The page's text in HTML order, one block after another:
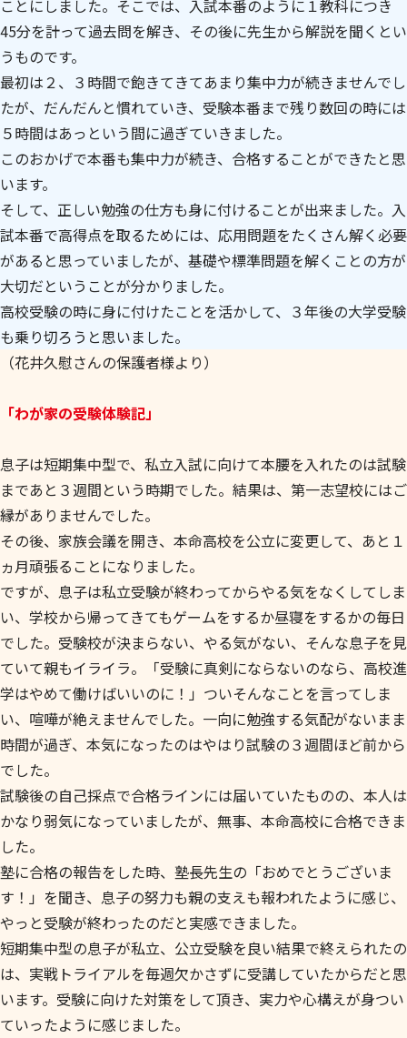
ことにしました。そこでは、入試本番のように１教科につき
45分を計って過去問を解き、その後に先生から解説を聞くとい
うものです。
最初は２、３時間で飽きてきてあまり集中力が続きませんでし
たが、だんだんと慣れていき、受験本番まで残り数回の時には
５時間はあっという間に過ぎていきました。
このおかげで本番も集中力が続き、合格することができたと思
います。
そして、正しい勉強の仕方も身に付けることが出来ました。入
試本番で高得点を取るためには、応用問題をたくさん解く必要
があると思っていましたが、基礎や標準問題を解くことの方が
大切だということが分かりました。
高校受験の時に身に付けたことを活かして、３年後の大学受験
も乗り切ろうと思いました。
（花井久慰さんの保護者様より）
「わが家の受験体験記」
息子は短期集中型で、私立入試に向けて本腰を入れたのは試験
まであと３週間という時期でした。結果は、第一志望校にはご
縁がありませんでした。
その後、家族会議を開き、本命高校を公立に変更して、あと１
ヵ月頑張ることになりました。
ですが、息子は私立受験が終わってからやる気をなくしてしま
い、学校から帰ってきてもゲームをするか昼寝をするかの毎日
でした。受験校が決まらない、やる気がない、そんな息子を見
ていて親もイライラ。「受験に真剣にならないのなら、高校進
学はやめて働けばいいのに！」ついそんなことを言ってしま
い、喧嘩が絶えませんでした。一向に勉強する気配がないまま
時間が過ぎ、本気になったのはやはり試験の３週間ほど前から
でした。
試験後の自己採点で合格ラインには届いていたものの、本人は
かなり弱気になっていましたが、無事、本命高校に合格できま
した。
塾に合格の報告をした時、塾長先生の「おめでとうございま
す！」を聞き、息子の努力も親の支えも報われたように感じ、
やっと受験が終わったのだと実感できました。
短期集中型の息子が私立、公立受験を良い結果で終えられたの
は、実戦トライアルを毎週欠かさずに受講していたからだと思
います。受験に向けた対策をして頂き、実力や心構えが身つい
ていったように感じました。